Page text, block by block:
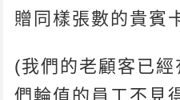
贈同樣張數的貴賓
(我們的老顧客已
們輪值的員工不見